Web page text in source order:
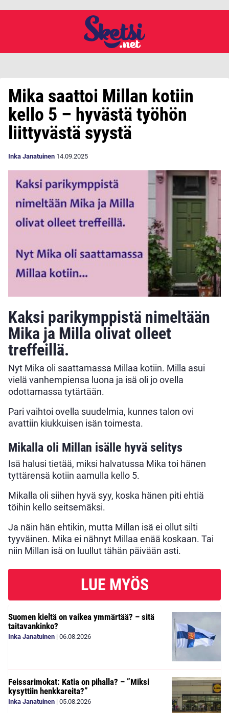
Mika saattoi Millan kotiin
kello 5 – hyvästä työhön
liittyvästä syystä
Inka Janatuinen 14.09.2025
Kaksi parikymppistä nimeltään
Mika ja Milla olivat olleet
treffeillä.
Nyt Mika oli saattamassa Millaa kotiin. Milla asui
vielä vanhempiensa luona ja isä oli jo ovella
odottamassa tytärtään.
Pari vaihtoi ovella suudelmia, kunnes talon ovi
avattiin kiukkuisen isän toimesta.
Mikalla oli Millan isälle hyvä selitys
Isä halusi tietää, miksi halvatussa Mika toi hänen
tyttärensä kotiin aamulla kello 5.
Mikalla oli siihen hyvä syy, koska hänen piti ehtiä
töihin kello seitsemäksi.
Ja näin hän ehtikin, mutta Millan isä ei ollut silti
tyyväinen. Mika ei nähnyt Millaa enää koskaan. Tai
niin Millan isä on luullut tähän päivään asti.
LUE MYÖS
Suomen kieltä on vaikea ymmärtää? – sitä
taitavankinko?
Inka Janatuinen | 06.08.2026
Feissarimokat: Katia on pihalla? – ”Miksi
kysyttiin henkkareita?”
Inka Janatuinen | 05.08.2026